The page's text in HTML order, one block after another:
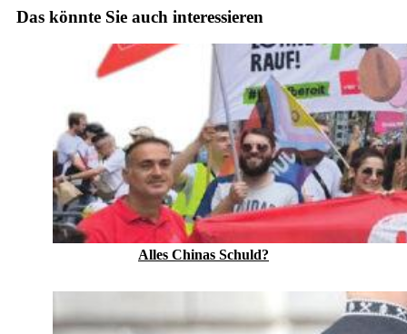
Das könnte Sie auch interessieren
Alles Chinas Schuld?